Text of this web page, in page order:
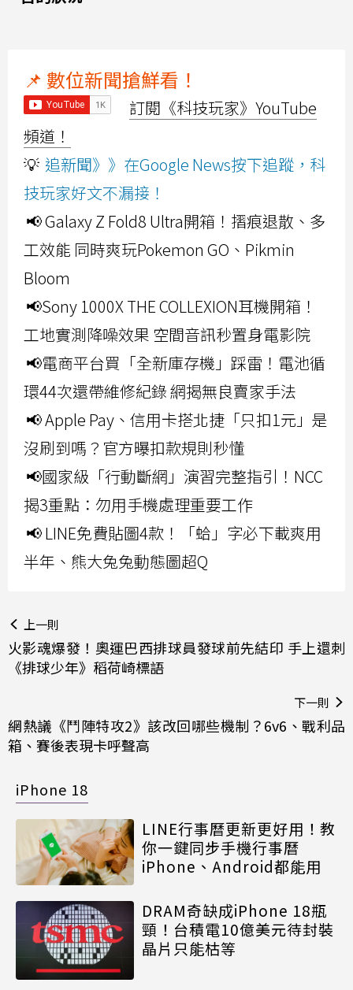
📌 數位新聞搶鮮看！
訂閱《科技玩家》YouTube
頻道！
💡 追新聞》》在Google News按下追蹤，科
技玩家好文不漏接！
📢 Galaxy Z Fold8 Ultra開箱！摺痕退散、多
工效能 同時爽玩Pokemon GO、Pikmin
Bloom
📢Sony 1000X THE COLLEXION耳機開箱！
工地實測降噪效果 空間音訊秒置身電影院
📢電商平台買「全新庫存機」踩雷！電池循
環44次還帶維修紀錄 網揭無良賣家手法
📢 Apple Pay、信用卡搭北捷「只扣1元」是
沒刷到嗎？官方曝扣款規則秒懂
📢國家級「行動斷網」演習完整指引！NCC
揭3重點：勿用手機處理重要工作
📢 LINE免費貼圖4款！「蛤」字必下載爽用
半年、熊大兔兔動態圖超Q
上一則
火影魂爆發！奧運巴西排球員發球前先結印 手上還刺
《排球少年》稻荷崎標語
下一則
網熱議《鬥陣特攻2》該改回哪些機制？6v6、戰利品
箱、賽後表現卡呼聲高
iPhone 18
LINE行事曆更新更好用！教
你一鍵同步手機行事曆
iPhone、Android都能用
DRAM奇缺成iPhone 18瓶
頸！台積電10億美元待封裝
晶片只能枯等